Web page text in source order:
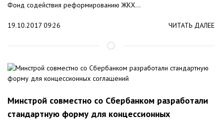
Фонд содействия реформированию ЖКХ...
19.10.2017 09:26 ЧИТАТЬ ДАЛЕЕ
Минстрой совместно со Сбербанком разработали
стандартную форму для концессионных